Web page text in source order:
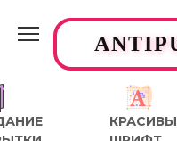
содержанию